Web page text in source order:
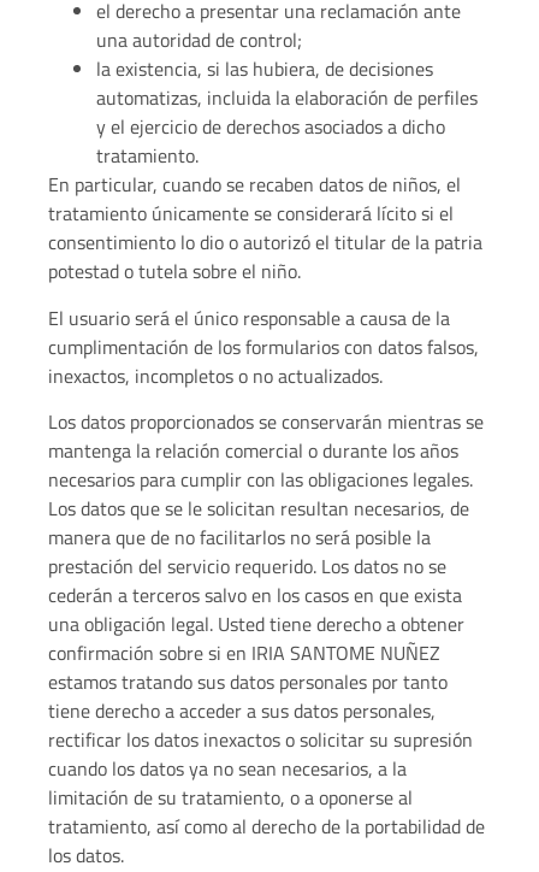
el derecho a presentar una reclamación ante
una autoridad de control;
la existencia, si las hubiera, de decisiones
automatizas, incluida la elaboración de perfiles
y el ejercicio de derechos asociados a dicho
tratamiento.
En particular, cuando se recaben datos de niños, el
tratamiento únicamente se considerará lícito si el
consentimiento lo dio o autorizó el titular de la patria
potestad o tutela sobre el niño.
El usuario será el único responsable a causa de la
cumplimentación de los formularios con datos falsos,
inexactos, incompletos o no actualizados.
Los datos proporcionados se conservarán mientras se
mantenga la relación comercial o durante los años
necesarios para cumplir con las obligaciones legales.
Los datos que se le solicitan resultan necesarios, de
manera que de no facilitarlos no será posible la
prestación del servicio requerido. Los datos no se
cederán a terceros salvo en los casos en que exista
una obligación legal. Usted tiene derecho a obtener
confirmación sobre si en IRIA SANTOME NUÑEZ
estamos tratando sus datos personales por tanto
tiene derecho a acceder a sus datos personales,
rectificar los datos inexactos o solicitar su supresión
cuando los datos ya no sean necesarios, a la
limitación de su tratamiento, o a oponerse al
tratamiento, así como al derecho de la portabilidad de
los datos.